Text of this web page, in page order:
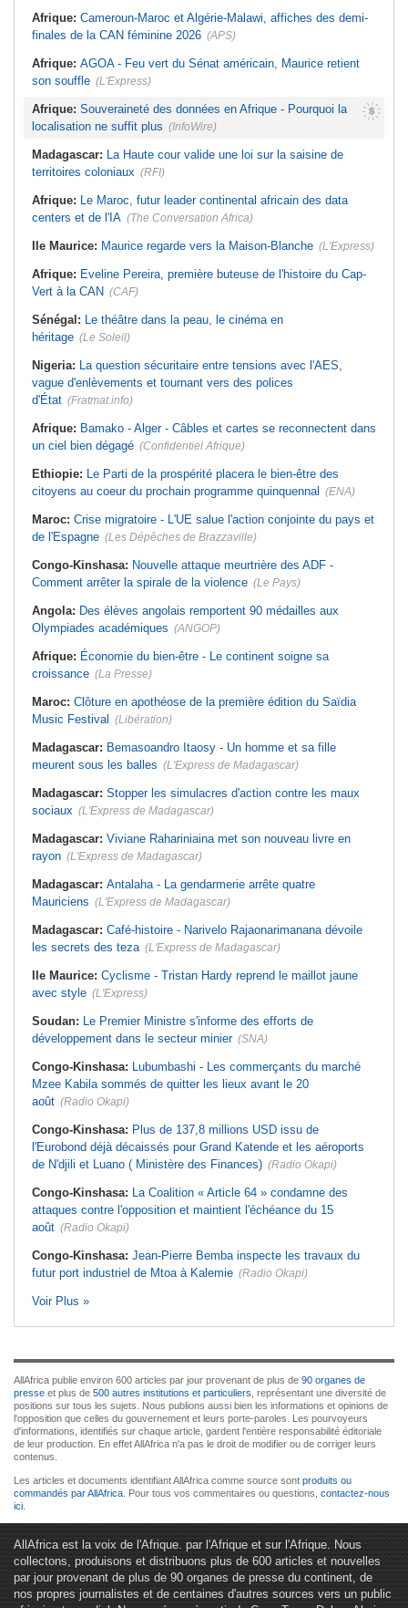
Afrique: Cameroun-Maroc et Algérie-Malawi, affiches des demi-
finales de la CAN féminine 2026 (APS)
Afrique: AGOA - Feu vert du Sénat américain, Maurice retient
son souffle (L'Express)
Afrique: Souveraineté des données en Afrique - Pourquoi la
localisation ne suffit plus (InfoWire)
Madagascar: La Haute cour valide une loi sur la saisine de
territoires coloniaux (RFI)
Afrique: Le Maroc, futur leader continental africain des data
centers et de l'IA (The Conversation Africa)
Ile Maurice: Maurice regarde vers la Maison-Blanche (L'Express)
Afrique: Eveline Pereira, première buteuse de l'histoire du Cap-
Vert à la CAN (CAF)
Sénégal: Le théâtre dans la peau, le cinéma en
héritage (Le Soleil)
Nigeria: La question sécuritaire entre tensions avec l'AES,
vague d'enlèvements et tournant vers des polices
d'État (Fratmat.info)
Afrique: Bamako - Alger - Câbles et cartes se reconnectent dans
un ciel bien dégagé (Confidentiel Afrique)
Ethiopie: Le Parti de la prospérité placera le bien-être des
citoyens au coeur du prochain programme quinquennal (ENA)
Maroc: Crise migratoire - L'UE salue l'action conjointe du pays et
de l'Espagne (Les Dépêches de Brazzaville)
Congo-Kinshasa: Nouvelle attaque meurtrière des ADF -
Comment arrêter la spirale de la violence (Le Pays)
Angola: Des élèves angolais remportent 90 médailles aux
Olympiades académiques (ANGOP)
Afrique: Économie du bien-être - Le continent soigne sa
croissance (La Presse)
Maroc: Clôture en apothéose de la première édition du Saïdia
Music Festival (Libération)
Madagascar: Bemasoandro Itaosy - Un homme et sa fille
meurent sous les balles (L'Express de Madagascar)
Madagascar: Stopper les simulacres d'action contre les maux
sociaux (L'Express de Madagascar)
Madagascar: Viviane Rahariniaina met son nouveau livre en
rayon (L'Express de Madagascar)
Madagascar: Antalaha - La gendarmerie arrête quatre
Mauriciens (L'Express de Madagascar)
Madagascar: Café-histoire - Narivelo Rajaonarimanana dévoile
les secrets des teza (L'Express de Madagascar)
Ile Maurice: Cyclisme - Tristan Hardy reprend le maillot jaune
avec style (L'Express)
Soudan: Le Premier Ministre s'informe des efforts de
développement dans le secteur minier (SNA)
Congo-Kinshasa: Lubumbashi - Les commerçants du marché
Mzee Kabila sommés de quitter les lieux avant le 20
août (Radio Okapi)
Congo-Kinshasa: Plus de 137,8 millions USD issu de
l'Eurobond déjà décaissés pour Grand Katende et les aéroports
de N'djili et Luano ( Ministère des Finances) (Radio Okapi)
Congo-Kinshasa: La Coalition « Article 64 » condamne des
attaques contre l'opposition et maintient l'échéance du 15
août (Radio Okapi)
Congo-Kinshasa: Jean-Pierre Bemba inspecte les travaux du
futur port industriel de Mtoa à Kalemie (Radio Okapi)
Voir Plus »
AllAfrica publie environ 600 articles par jour provenant de plus de 90 organes de
presse et plus de 500 autres institutions et particuliers , représentant une diversité de
positions sur tous les sujets. Nous publions aussi bien les informations et opinions de
l'opposition que celles du gouvernement et leurs porte-paroles. Les pourvoyeurs
d'informations, identifiés sur chaque article, gardent l'entière responsabilité éditoriale
de leur production. En effet AllAfrica n'a pas le droit de modifier ou de corriger leurs
contenus.
Les articles et documents identifiant AllAfrica comme source sont produits ou
commandés par AllAfrica . Pour tous vos commentaires ou questions, contactez-nous
ici
AllAfrica est la voix de l'Afrique. par l'Afrique et sur l'Afrique. Nous
collectons, produisons et distribuons plus de 600 articles et nouvelles
par jour provenant de plus de 90 organes de presse du continent, de
nos propres journalistes et de centaines d'autres sources vers un public